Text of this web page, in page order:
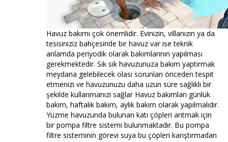
Havuz bakımı çok önemlidir. Evinizin, villanızın ya da
tesisiniziz bahçesinde bir havuz var ise teknik
anlamda periyodik olarak bakımlarının yapılması
gerekmektedir. Sık sık havuzunuza bakım yaptırmak
meydana gelebilecek olası sorunları önceden tespit
etmenizi ve havuzunuzu daha uzun süre sağlıklı bir
şekilde kullanmanızı sağlar Havuz bakımları günlük
bakım, haftalık bakım, aylık bakım olarak yapılmalıdır.
Yüzme havuzunda bulunan katı çöpleri arıtmak için
bir pompa filtre sistemi bulunmaktadır. Bu pompa
filtre sisteminin görevi suya bu çöpleri karıştırmadan